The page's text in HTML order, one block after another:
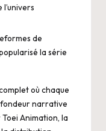
de
la série
où chaque
narrative
Animation, la